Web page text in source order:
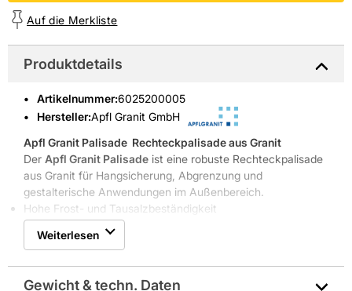
Auf die Merkliste
Produktdetails
Artikelnummer:6025200005
Hersteller:Apfl Granit GmbH
Apfl Granit Palisade  Rechteckpalisade aus Granit
Der Apfl Granit Palisade ist eine robuste Rechteckpalisade
aus Granit für Hangsicherung, Abgrenzung und
gestalterische Anwendungen im Außenbereich.
Hohe Frost- und Tausalzbeständigkeit
Oberfläche gespitzt, gesägt und geflammt
Einsatz als Bordstein, Stufe oder Sichtschutz
Weiterlesen
Gewicht & techn. Daten